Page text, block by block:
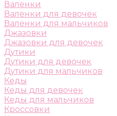
Валенки
Валенки для девочек
Валенки для мальчиков
Джазовки
Джазовки для девочек
Дутики
Дутики для девочек
Дутики для мальчиков
Кеды
Кеды для девочек
Кеды для мальчиков
Кроссовки